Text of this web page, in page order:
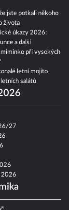
jste potkali někoho
života
úkazy 2026:
a další
miminko při vysokých
letní mojito
salátů
27
2026